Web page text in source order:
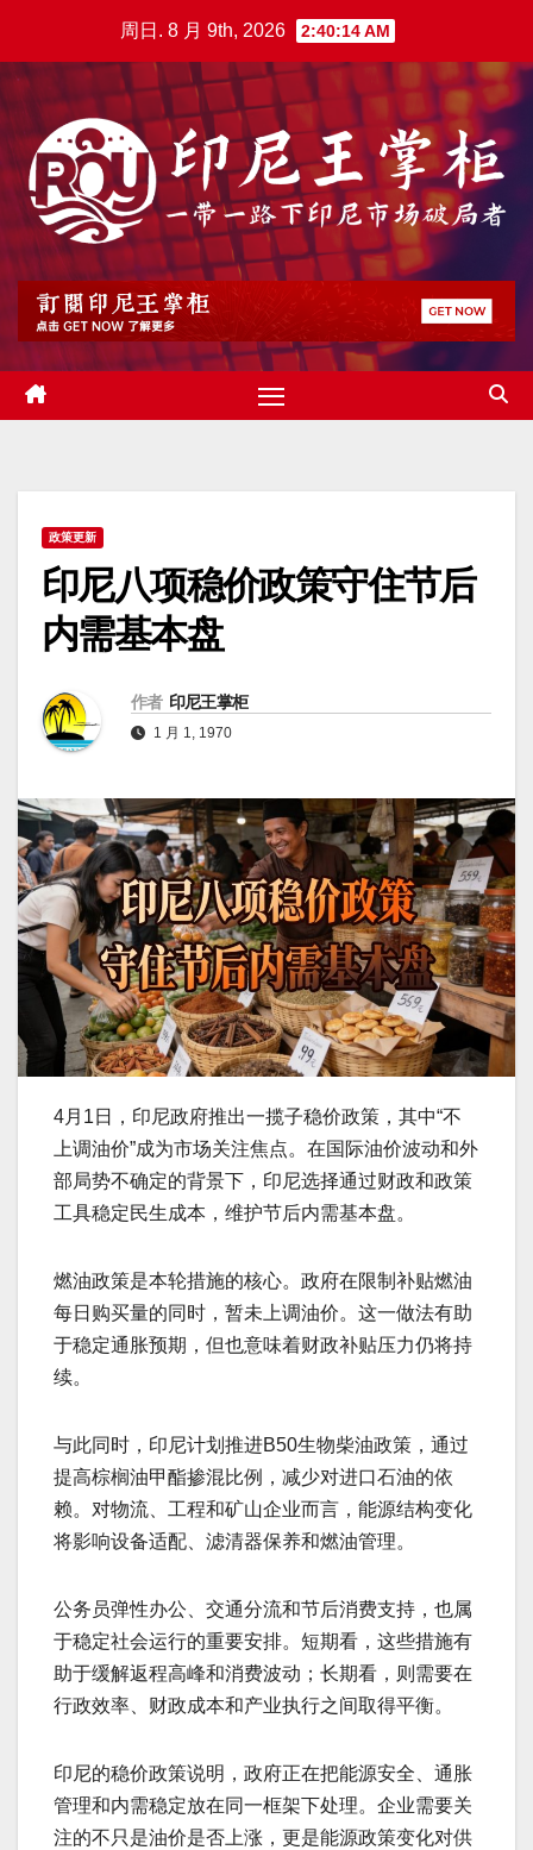
周日. 8 月 9th, 2026 2:40:15 AM
政策更新
印尼八项稳价政策守住节后
内需基本盘
作者 印尼王掌柜
1 月 1, 1970
4月1日，印尼政府推出一揽子稳价政策，其中“不
上调油价”成为市场关注焦点。在国际油价波动和外
部局势不确定的背景下，印尼选择通过财政和政策
工具稳定民生成本，维护节后内需基本盘。
燃油政策是本轮措施的核心。政府在限制补贴燃油
每日购买量的同时，暂未上调油价。这一做法有助
于稳定通胀预期，但也意味着财政补贴压力仍将持
续。
与此同时，印尼计划推进B50生物柴油政策，通过
提高棕榈油甲酯掺混比例，减少对进口石油的依
赖。对物流、工程和矿山企业而言，能源结构变化
将影响设备适配、滤清器保养和燃油管理。
公务员弹性办公、交通分流和节后消费支持，也属
于稳定社会运行的重要安排。短期看，这些措施有
助于缓解返程高峰和消费波动；长期看，则需要在
行政效率、财政成本和产业执行之间取得平衡。
印尼的稳价政策说明，政府正在把能源安全、通胀
管理和内需稳定放在同一框架下处理。企业需要关
注的不只是油价是否上涨，更是能源政策变化对供